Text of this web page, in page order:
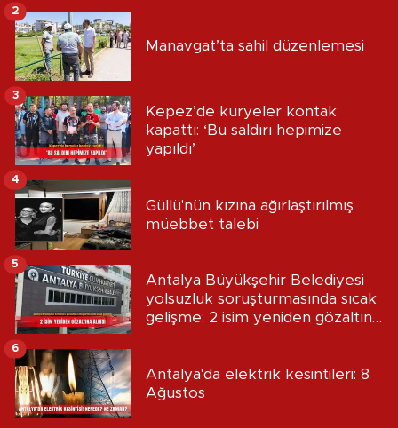
Manavgat’ta sahil düzenlemesi
2
Kepez’de kuryeler kontak
kapattı: ‘Bu saldırı hepimize
yapıldı’
3
Güllü'nün kızına ağırlaştırılmış
müebbet talebi
4
Antalya Büyükşehir Belediyesi
yolsuzluk soruşturmasında sıcak
gelişme: 2 isim yeniden gözaltına
5
Antalya'da elektrik kesintileri: 8
Ağustos
6